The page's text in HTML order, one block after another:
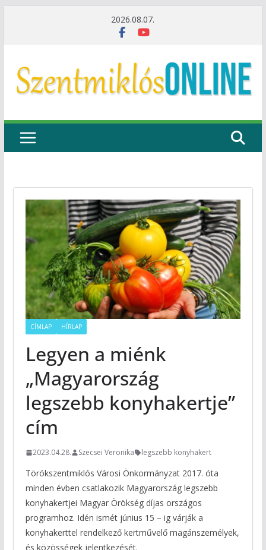
2026.08.07.
CÍMLAP HÍRLAP
Legyen a miénk
„Magyarország
legszebb konyhakertje”
cím
2023.04.28. Szecsei Veronika legszebb konyhakert
Törökszentmiklós Városi Önkormányzat 2017. óta
minden évben csatlakozik Magyarország legszebb
konyhakertjei Magyar Örökség díjas országos
programhoz. Idén ismét június 15 – ig várják a
konyhakerttel rendelkező kertművelő magánszemélyek,
és közösségek jelentkezését.